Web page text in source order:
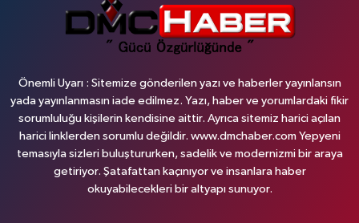
Önemli Uyarı : Sitemize gönderilen yazı ve haberler yayınlansın
yada yayınlanmasın iade edilmez. Yazı, haber ve yorumlardaki fikir
sorumluluğu kişilerin kendisine aittir. Ayrıca sitemiz harici açılan
harici linklerden sorumlu değildir. www.dmchaber.com Yepyeni
temasıyla sizleri buluştururken, sadelik ve modernizmi bir araya
getiriyor. Şatafattan kaçınıyor ve insanlara haber
okuyabilecekleri bir altyapı sunuyor.